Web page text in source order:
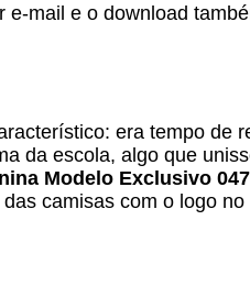
mail e o download
era tempo de
da escola, algo que
Modelo Exclusivo 047
camisas com o logo